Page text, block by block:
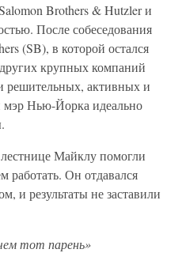
Brothers & Hutzler и
После собеседования
(SB), в которой остался
крупных компаний
решительных, активных и
Нью-Йорка идеально
Майклу помогли
работать. Он отдавался
и результаты не заставили
тот парень»